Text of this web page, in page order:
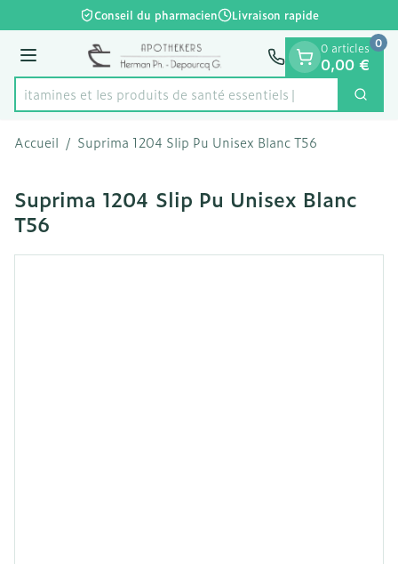
Aller au contenu
1 de 1
Conseil du pharmacien Livraison rapide
Menu
Rechercher
vitamines et les produits de santé essentiels
0 articles
0,00 €
0
Accueil / Suprima 1204 Slip Pu Unisex Blanc T56
Suprima 1204 Slip Pu Unisex Blanc
T56